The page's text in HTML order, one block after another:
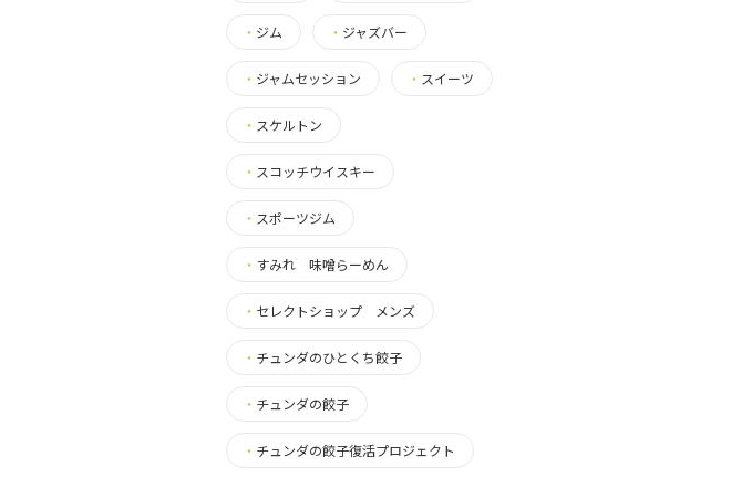
・ ジム ・ ジャズバー
・ ジャムセッション ・ スイーツ
・ スケルトン
・ スコッチウイスキー
・ スポーツジム
・ すみれ 味噌らーめん
・ セレクトショップ メンズ
・ チュンダのひとくち餃子
・ チュンダの餃子
・ チュンダの餃子復活プロジェクト